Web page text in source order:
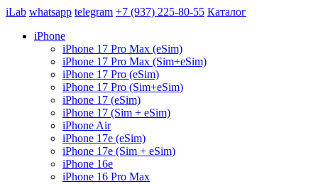
iLab whatsapp telegram +7 (937) 225-80-55 Каталог
iPhone
iPhone 17 Pro Max (eSim)
iPhone 17 Pro Max (Sim+eSim)
iPhone 17 Pro (eSim)
iPhone 17 Pro (Sim+eSim)
iPhone 17 (eSim)
iPhone 17 (Sim + eSim)
iPhone Air
iPhone 17e (eSim)
iPhone 17e (Sim + eSim)
iPhone 16e
iPhone 16 Pro Max